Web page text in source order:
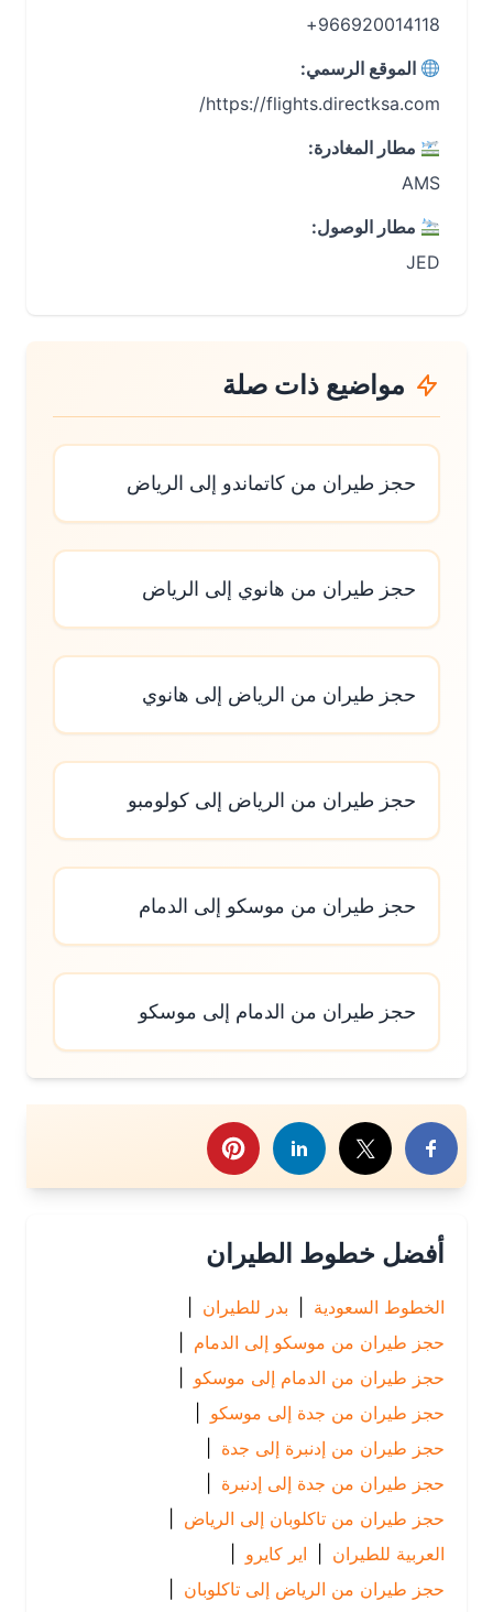
966920014118+
الموقع الرسمي:
https://flights.directksa.com/
مطار المغادرة:
مطار الوصول:
مواضيع ذات صلة
حجز طيران من كاتماندو إلى الرياض
حجز طيران من هانوي إلى الرياض
حجز طيران من الرياض إلى هانوي
حجز طيران من الرياض إلى كولومبو
حجز طيران من موسكو إلى الدمام
حجز طيران من الدمام إلى موسكو
هذا الموضوع
أفضل خطوط الطيران
الخطوط السعودية | بدر للطيران |
حجز طيران من موسكو إلى الدمام
|
حجز طيران من الدمام إلى موسكو |
حجز طيران من جدة إلى موسكو |
حجز طيران من إدنبرة إلى جدة
حجز طيران من جدة إلى إدنبرة |
حجز طيران من تاكلوبان إلى الرياض
|
العربية للطيران | اير كايرو
|
حجز طيران من الرياض إلى تاكلوبان |